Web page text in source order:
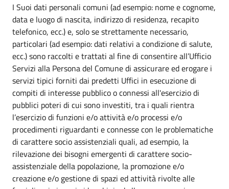
I Suoi dati personali comuni (ad esempio: nome e cognome,
data e luogo di nascita, indirizzo di residenza, recapito
telefonico, ecc.) e, solo se strettamente necessario,
particolari (ad esempio: dati relativi a condizione di salute,
ecc.) sono raccolti e trattati al fine di consentire all’Ufficio
Servizi alla Persona del Comune di assicurare ed erogare i
servizi tipici forniti dai predetti Uffici in esecuzione di
compiti di interesse pubblico o connessi all'esercizio di
pubblici poteri di cui sono investiti, tra i quali rientra
l’esercizio di funzioni e/o attività e/o processi e/o
procedimenti riguardanti e connesse con le problematiche
di carattere socio assistenziali quali, ad esempio, la
rilevazione dei bisogni emergenti di carattere socio-
assistenziale della popolazione, la promozione e/o
creazione e/o gestione di spazi ed attività rivolte alle